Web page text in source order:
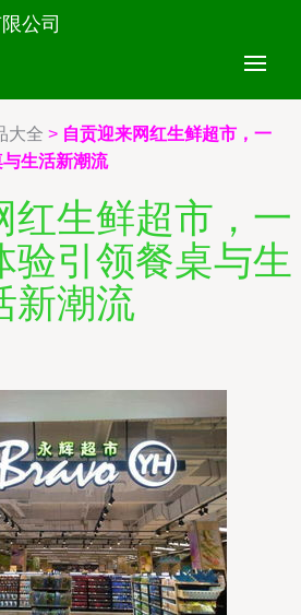
公司
大全 > 自贡迎来网红生鲜超市，一
生活新潮流
红生鲜超市，一
验引领餐桌与生
新潮流